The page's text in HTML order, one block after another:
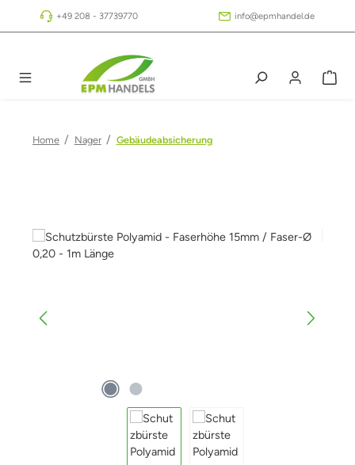
Zum Hauptinhalt springen
+49 208 - 37739770 info@epmhandel.de
Home / Nager / Gebäudeabsicherung
Bildergalerie überspringen